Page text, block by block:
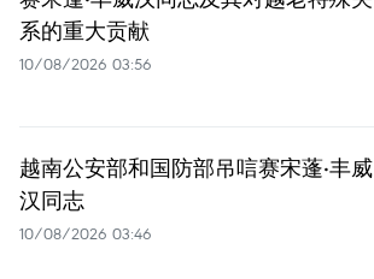
系的重大贡献
10/08/2026 03:56
越南公安部和国防部吊唁赛宋蓬·丰威
汉同志
10/08/2026 03:46